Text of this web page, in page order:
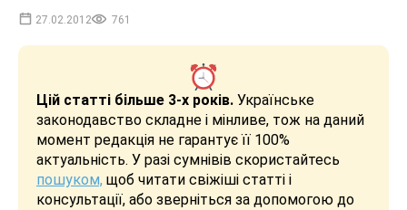
27.02.2012 761
Цій статті більше 3-х років. Українське
законодавство складне і мінливе, тож на даний
момент редакція не гарантує її 100%
актуальність. У разі сумнівів скористайтесь
пошуком, щоб читати свіжіші статті і
консультації, або зверніться за допомогою до